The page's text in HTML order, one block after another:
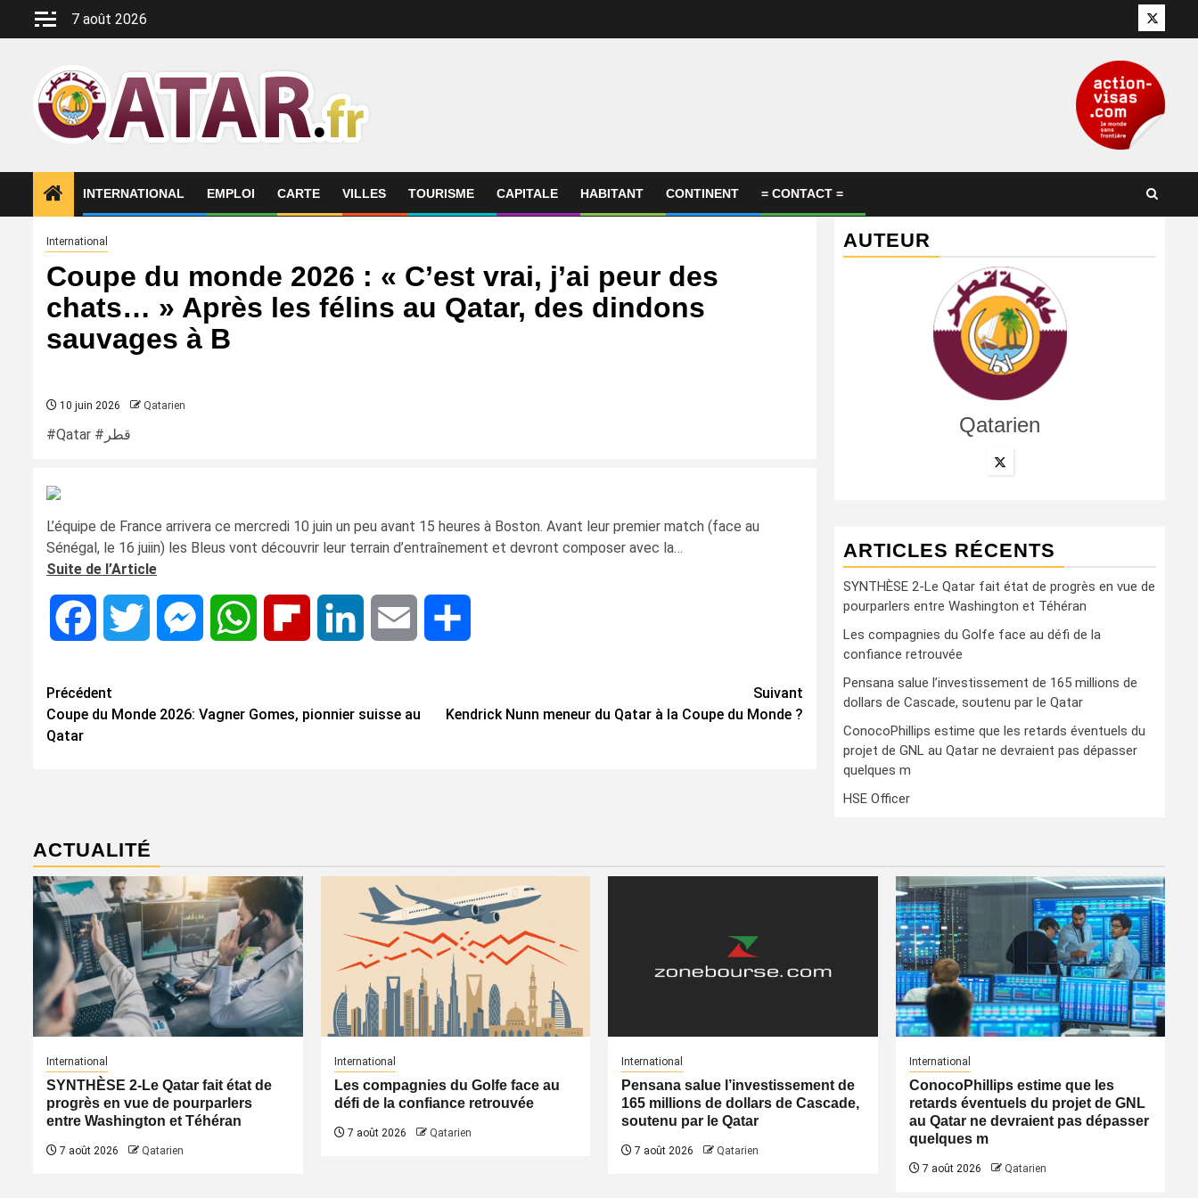
7 août 2026 Twitter
INTERNATIONAL EMPLOI CARTE VILLES TOURISME CAPITALE HABITANT CONTINENT = CONTACT =
International
Coupe du monde 2026 : « C’est vrai, j’ai peur des
chats… » Après les félins au Qatar, des dindons
sauvages à B
10 juin 2026 Qatarien
#Qatar #قطر
L’équipe de France arrivera ce mercredi 10 juin un peu avant 15 heures à Boston. Avant leur premier match (face au
Sénégal, le 16 juiin) les Bleus vont découvrir leur terrain d’entraînement et devront composer avec la…
Suite de l’Article
Facebook Twitter MessengerWhatsApp Flipboard LinkedIn Email
Navigation
d’article
Précédent
Coupe du Monde 2026: Vagner Gomes, pionnier suisse au
Qatar
Suivant
Kendrick Nunn meneur du Qatar à la Coupe du Monde ?
AUTEUR
Qatarien
ARTICLES RÉCENTS
SYNTHÈSE 2-Le Qatar fait état de progrès en vue de
pourparlers entre Washington et Téhéran
Les compagnies du Golfe face au défi de la
confiance retrouvée
Pensana salue l’investissement de 165 millions de
dollars de Cascade, soutenu par le Qatar
ConocoPhillips estime que les retards éventuels du
projet de GNL au Qatar ne devraient pas dépasser
quelques m
HSE Officer
ACTUALITÉ
International
SYNTHÈSE 2-Le Qatar fait état de
progrès en vue de pourparlers
entre Washington et Téhéran
7 août 2026 Qatarien
International
Les compagnies du Golfe face au
défi de la confiance retrouvée
7 août 2026 Qatarien
International
Pensana salue l’investissement de
165 millions de dollars de Cascade,
soutenu par le Qatar
7 août 2026 Qatarien
International
ConocoPhillips estime que les
retards éventuels du projet de GNL
au Qatar ne devraient pas dépasser
quelques m
7 août 2026 Qatarien